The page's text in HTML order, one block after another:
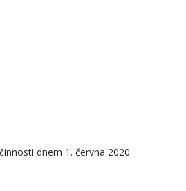
dnem 1. června 2020.